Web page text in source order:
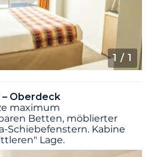
1 / 1
– Oberdeck
maximum
Betten, möblierter
Schiebefenstern. Kabine
Lage.